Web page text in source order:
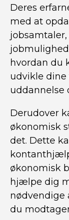
Deres
med at
hvordan du
udvikle
uddannelse
Derudover
økonomisk
det. Dette
økonomisk
hjælpe dig
nødvendige
du